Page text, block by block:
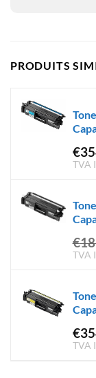
PRODUITS
€
TVA
€
TVA
€
TVA